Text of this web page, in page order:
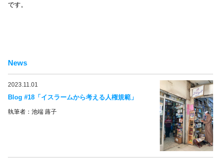
です。
News
2023.11.01
Blog #18「イスラームから考える人権規範」
執筆者：池端 蕗子